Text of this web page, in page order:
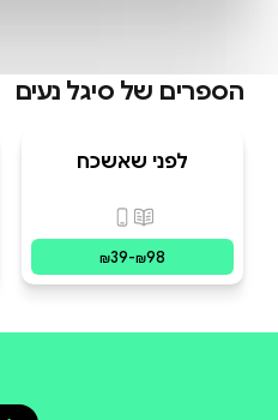
הספרים של סיגל נעים
לפני שאשכח
פורמטים זמינים
₪39-₪98